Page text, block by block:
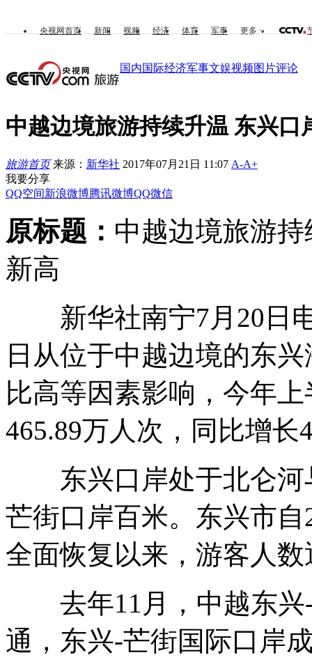
央视网首页 新闻 视频 经济 体育 军事 更多
国内国际经济军事文娱视频图片评论
中越边境旅游持续升温 东兴口
旅游首页 来源： 新华社 2017年07月21日 11:07 A-A+
我要分享
QQ空间新浪微博腾讯微博QQ微信
原标题： 中越边境旅游
新高
新华社南宁7月20日电
日从位于中越边境的东
比高等因素影响，今年
465.89万人次，同比增长
东兴口岸处于北仑河
芒街口岸百米。东兴市
全面恢复以来，游客人
去年11月，中越东兴-
通，东兴-芒街国际口岸